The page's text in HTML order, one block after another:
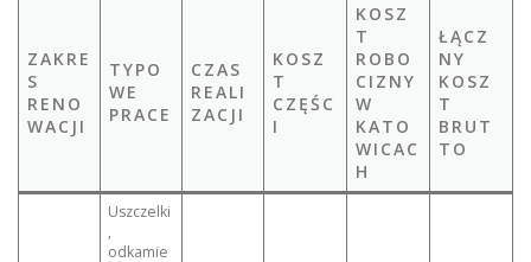
ZAKRE
S
RENO
WACJI
TYPO
WE
PRACE
CZAS
REALI
ZACJI
KOSZ
T
CZĘŚC
I
KOSZ
T
ROBO
CIZNY
W
KATO
WICAC
H
ŁĄCZ
NY
KOSZ
T
BRUT
TO
Uszczelki
,
odkamie